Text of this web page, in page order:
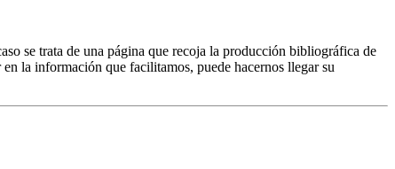
se trata de una página que recoja la producción bibliográfica de
la información que facilitamos, puede hacernos llegar su